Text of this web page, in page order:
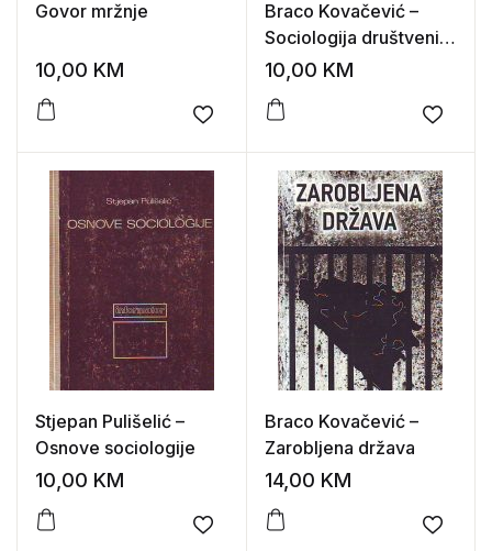
Govor mržnje
10,00 KM
Add to wishlist
Braco Kovačević –
Sociologija društvenih
grupa
10,00 KM
Add
Stjepan Pulišelić –
Osnove sociologije
10,00 KM
Add to wishlist
Braco Kovačević –
Zarobljena država
14,00 KM
Add